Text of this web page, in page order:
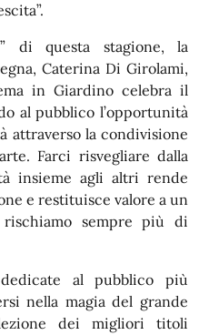
di questa stagione, la
Caterina Di Girolami,
in Giardino celebra il
al pubblico l’opportunità
attraverso la condivisione
Farci risvegliare dalla
insieme agli altri rende
e restituisce valore a un
sempre più di
al pubblico più
nella magia del grande
dei migliori titoli